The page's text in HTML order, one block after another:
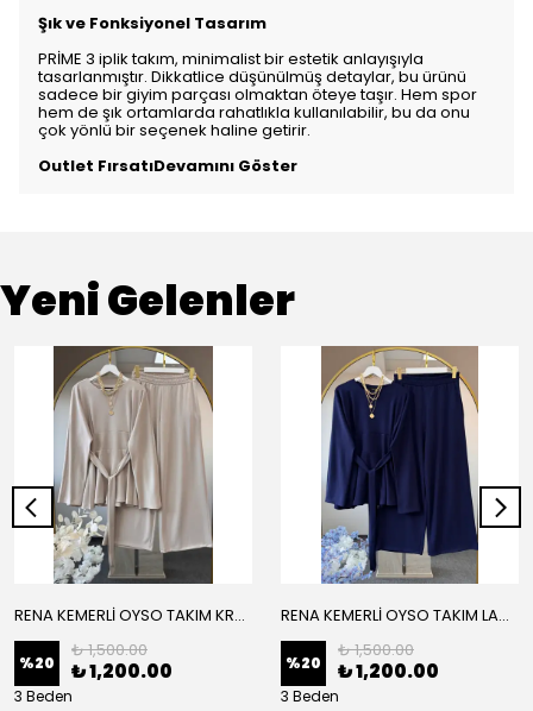
Şık ve Fonksiyonel Tasarım
PRİME 3 iplik takım, minimalist bir estetik anlayışıyla
tasarlanmıştır. Dikkatlice düşünülmüş detaylar, bu ürünü
sadece bir giyim parçası olmaktan öteye taşır. Hem spor
hem de şık ortamlarda rahatlıkla kullanılabilir, bu da onu
çok yönlü bir seçenek haline getirir.
Outlet FırsatıDevamını Göster
Yeni Gelenler
RENA KEMERLİ OYSO TAKIM KREM
%20
₺ 1,500.00
₺ 1,200.00
3 Beden
RENA KEMERLİ OYSO TAKIM LACİVERT
%20
₺ 1,500.00
₺ 1,200.00
3 Beden